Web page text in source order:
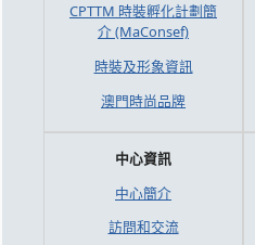
CPTTM 時裝孵化計劃簡
介 (MaConsef)
時裝及形象資訊
澳門時尚品牌
中心資訊
中心簡介
訪問和交流